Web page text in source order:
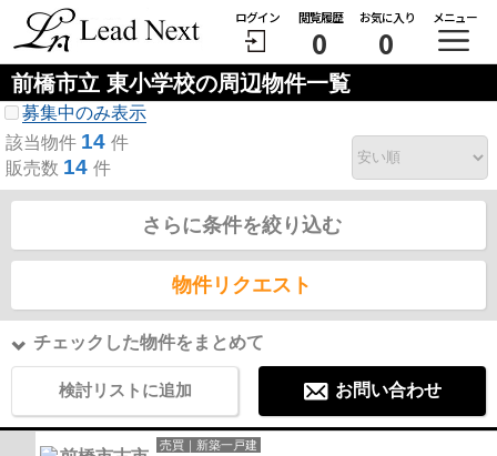
ログイン 閲覧履歴
0
お気に入り
0
メニュー
前橋市立 東小学校の周辺物件一覧
募集中のみ表示
該当物件 14 件
販売数 14 件
さらに条件を絞り込む
物件リクエスト
チェックした物件をまとめて
検討リストに追加 お問い合わせ
売買｜新築一戸建